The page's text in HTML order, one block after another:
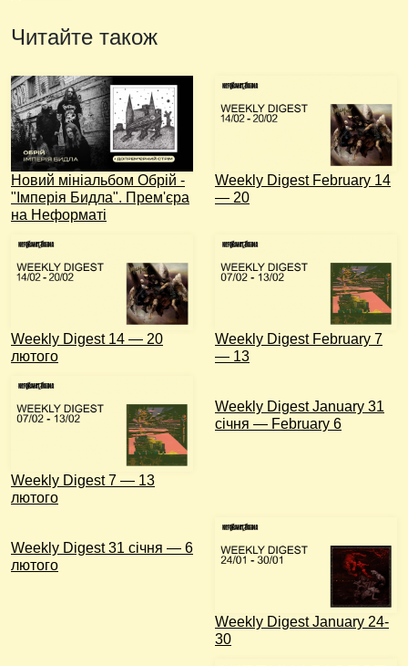
Читайте також
Новий мініальбом Обрій -
"Імперія Бидла". Прем'єра
на Неформаті
Weekly Digest February 14
— 20
Weekly Digest 14 — 20
лютого
Weekly Digest February 7
— 13
Weekly Digest 7 — 13
лютого
Weekly Digest January 31
січня — February 6
Weekly Digest 31 січня — 6
лютого
Weekly Digest January 24-
30